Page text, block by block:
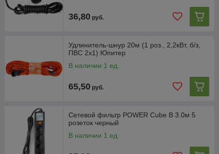
36,80 руб.
Удлинитель-шнур 20м (1 роз., 2,2кВт, б/з,
ПВС 2х1) Юпитер
В наличии 1 ед.
65,50 руб.
Сетевой фильтр POWER Cube B 3.0м 5
розеток черный
В наличии 1 ед.